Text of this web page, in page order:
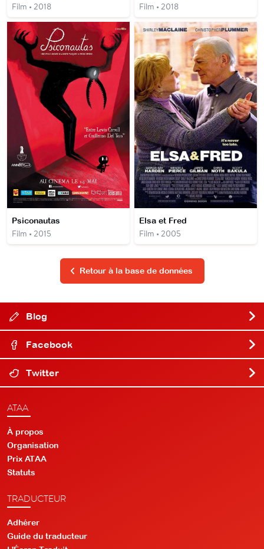
Film • 2018 Film • 2018
Psiconautas
Film • 2015
Elsa et Fred
Film • 2005
Retour à la base de données
Blog
Facebook
Twitter
ATAA
À propos
Organisation
Prix ATAA
Statuts
TRADUCTEUR
Adhérer
Guide du traducteur